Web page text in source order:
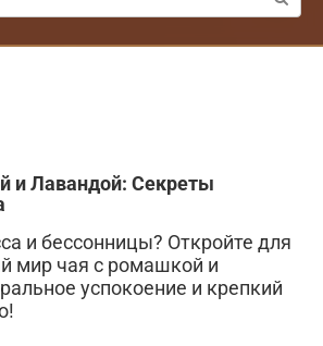
и Лавандой: Секреты
и бессонницы? Откройте для
мир чая с ромашкой и
успокоение и крепкий